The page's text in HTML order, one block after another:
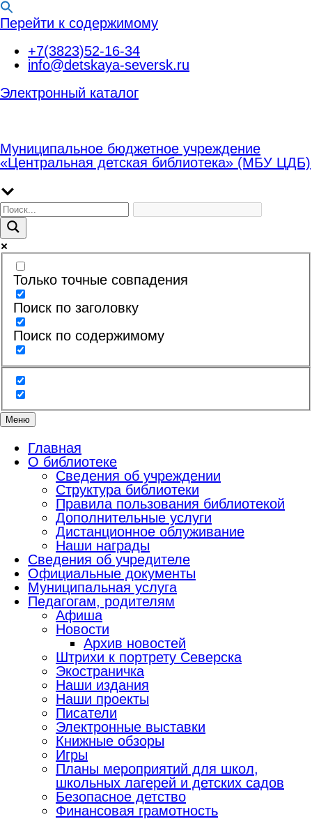
Перейти к содержимому
+7(3823)52-16-34
info@detskaya-seversk.ru
Электронный каталог
Муниципальное бюджетное учреждение
«Центральная детская библиотека» (МБУ ЦДБ)
Только точные совпадения
Поиск по заголовку
Поиск по содержимому
Меню
Главная
О библиотеке
Сведения об учреждении
Структура библиотеки
Правила пользования библиотекой
Дополнительные услуги
Дистанционное облуживание
Наши награды
Сведения об учредителе
Официальные документы
Муниципальная услуга
Педагогам, родителям
Афиша
Новости
Архив новостей
Штрихи к портрету Северска
Экостраничка
Наши издания
Наши проекты
Писатели
Электронные выставки
Книжные обзоры
Игры
Планы мероприятий для школ,
школьных лагерей и детских садов
Безопасное детство
Финансовая грамотность